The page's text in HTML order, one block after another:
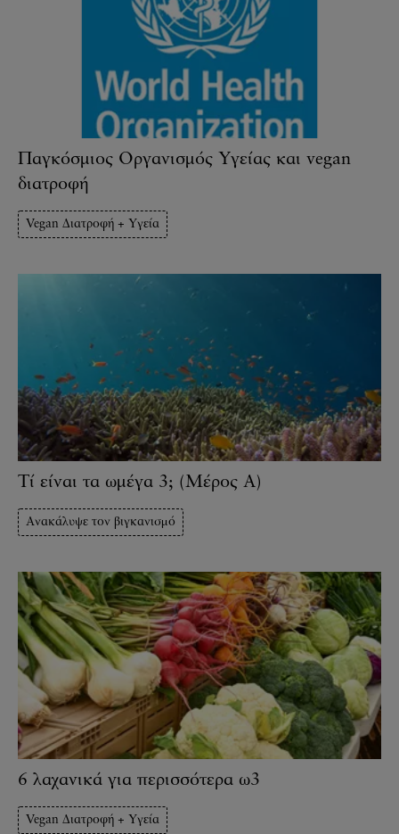
Παγκόσμιος Οργανισμός Υγείας και vegan
διατροφή
Vegan Διατροφή + Υγεία
Τί είναι τα ωμέγα 3; (Μέρος Α)
Ανακάλυψε τον βιγκανισμό
6 λαχανικά για περισσότερα ω3
Vegan Διατροφή + Υγεία